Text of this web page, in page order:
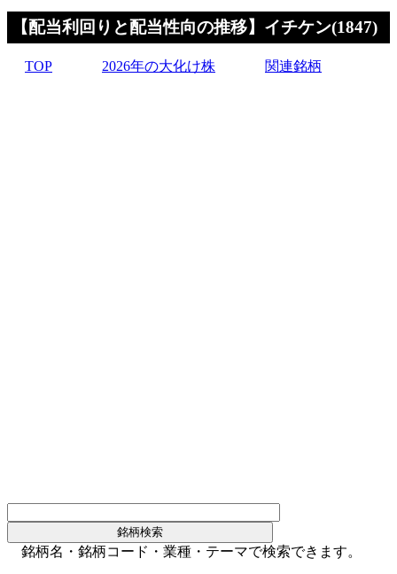
【配当利回りと配当性向の推移】イチケン(1847)
TOP 2026年の大化け株 関連銘柄
銘柄名・銘柄コード・業種・テーマで検索できます。